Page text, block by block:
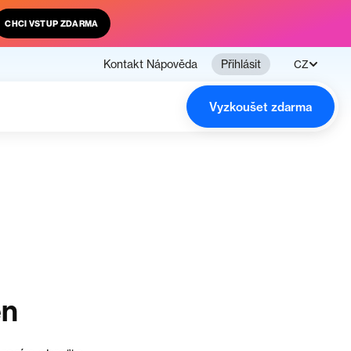
CHCI VSTUP ZDARMA
Kontakt Nápověda Přihlásit CZ
Vyzkoušet zdarma